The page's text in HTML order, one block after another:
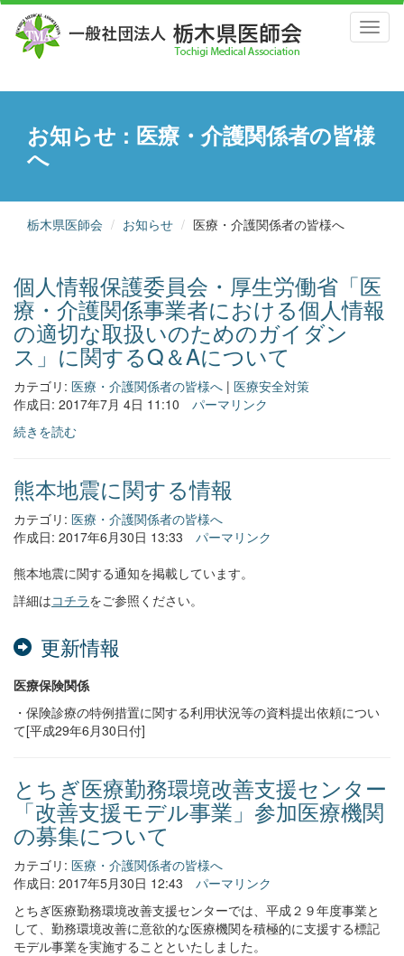
お知らせ : 医療・介護関係者の皆様
へ
栃木県医師会 お知らせ 医療・介護関係者の皆様へ
個人情報保護委員会・厚生労働省「医
療・介護関係事業者における個人情報
の適切な取扱いのためのガイダン
ス」に関するQ＆Aについて
カテゴリ: 医療・介護関係者の皆様へ | 医療安全対策
作成日: 2017年7月 4日 11:10
パーマリンク
続きを読む
熊本地震に関する情報
カテゴリ: 医療・介護関係者の皆様へ
作成日: 2017年6月30日 13:33
パーマリンク
熊本地震に関する通知を掲載しています。
詳細はコチラをご参照ください。
更新情報
医療保険関係
・保険診療の特例措置に関する利用状況等の資料提出依頼につい
て[平成29年6月30日付]
とちぎ医療勤務環境改善支援センター
「改善支援モデル事業」参加医療機関
の募集について
カテゴリ: 医療・介護関係者の皆様へ
作成日: 2017年5月30日 12:43
パーマリンク
とちぎ医療勤務環境改善支援センターでは、平成２９年度事業と
して、勤務環境改善に意欲的な医療機関を積極的に支援する標記
モデル事業を実施することといたしました。